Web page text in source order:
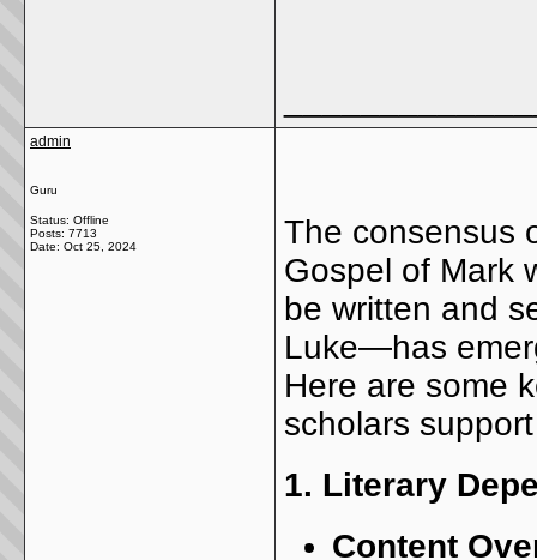
admin
Guru
Status: Offline
Posts: 7713
Date: Oct 25, 2024
The consensus
Gospel of Mark
be written and
Luke—has
Here are some
scholars
1. Literary
Content